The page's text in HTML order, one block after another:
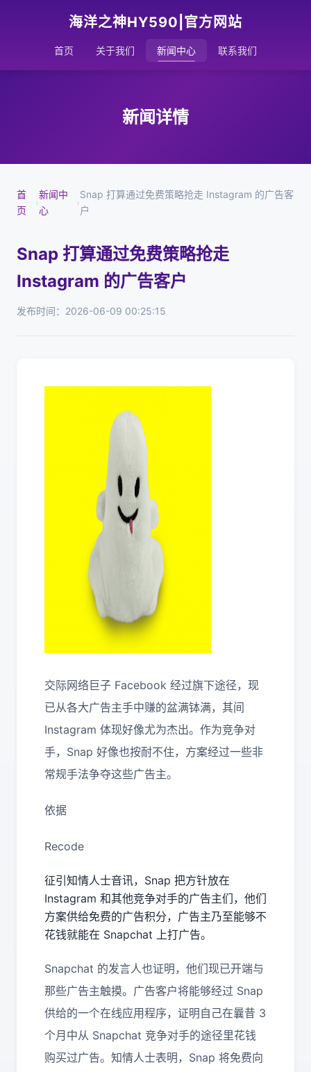
海洋之神HY590|官方网站
首页 关于我们 新闻中心 联系我们
新闻详情
首
页
›
新闻中
心
›
Snap 打算通过免费策略抢走 Instagram 的广告客
户
Snap 打算通过免费策略抢走
Instagram 的广告客户
发布时间：2026-06-09 00:25:15
交际网络巨子 Facebook 经过旗下途径，现
已从各大广告主手中赚的盆满钵满，其间
Instagram 体现好像尤为杰出。作为竞争对
手，Snap 好像也按耐不住，方案经过一些非
常规手法争夺这些广告主。
依据
Recode
征引知情人士音讯，Snap 把方针放在
Instagram 和其他竞争对手的广告主们，他们
方案供给免费的广告积分，广告主乃至能够不
花钱就能在 Snapchat 上打广告。
Snapchat 的发言人也证明，他们现已开端与
那些广告主触摸。广告客户将能够经过 Snap
供给的一个在线应用程序，证明自己在曩昔 3
个月中从 Snapchat 竞争对手的途径里花钱
购买过广告。知情人士表明，Snap 将免费向